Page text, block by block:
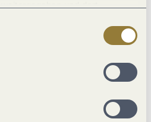
Mit der Auswahl "Alle
in der Nutzung